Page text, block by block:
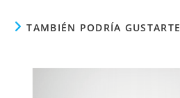
TAMBIÉN PODRÍA GUSTARTE